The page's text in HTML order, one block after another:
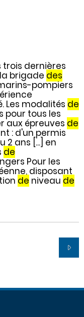
trois dernières
la brigade des
pompiers
Les modalités de
pour tous les
aux épreuves de
: d'un permis
2 ans [...] en
de
Pour les
disposant
de niveau de